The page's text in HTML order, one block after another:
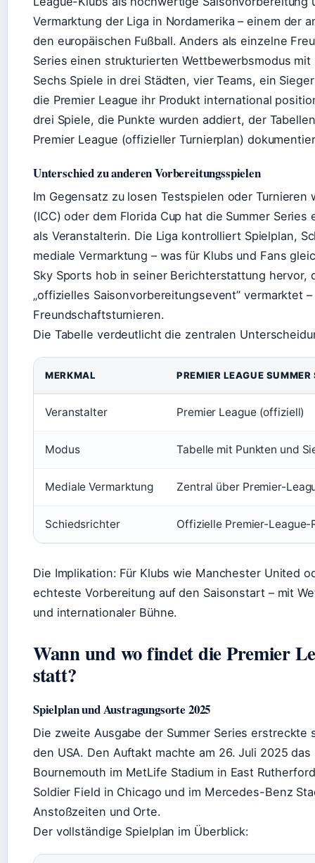
Vermarktung der Liga in Nordamerika – einem der
den europäischen Fußball. Anders als einzelne
Series einen strukturierten Wettbewerbsmodus
Sechs Spiele in drei Städten, vier Teams, ein
die Premier League ihr Produkt international
drei Spiele, die Punkte wurden addiert, der
Premier League (offizieller Turnierplan)
Unterschied zu anderen Vorbereitungsspielen
Im Gegensatz zu losen Testspielen oder
(ICC) oder dem Florida Cup hat die Summer
als Veranstalterin. Die Liga kontrolliert Spielplan,
mediale Vermarktung – was für Klubs und Fans
Sky Sports hob in seiner Berichterstattung hervor,
„offizielles Saisonvorbereitungsevent” vermarktet
Freundschaftsturnieren.
Die Tabelle verdeutlicht die zentralen
MERKMAL PREMIER LEAGUE SUMMER
Veranstalter Premier League (offiziell)
Modus Tabelle mit Punkten und
Mediale Vermarktung Zentral über Premier-
Schiedsrichter Offizielle Premier-League-
Die Implikation: Für Klubs wie Manchester United
echteste Vorbereitung auf den Saisonstart – mit
und internationaler Bühne.
Wann und wo findet die Premier
statt?
Spielplan und Austragungsorte 2025
Die zweite Ausgabe der Summer Series
den USA. Den Auftakt machte am 26. Juli 2025
Bournemouth im MetLife Stadium in East
Soldier Field in Chicago und im Mercedes-Benz
Anstoßzeiten und Orte.
Der vollständige Spielplan im Überblick: